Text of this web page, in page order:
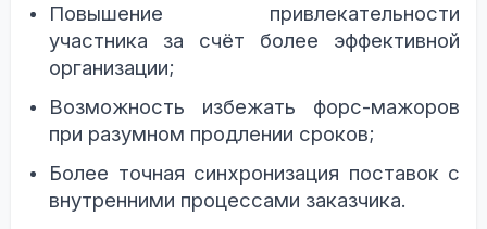
Повышение привлекательности
участника за счёт более эффективной
организации;
Возможность избежать форс-мажоров
при разумном продлении сроков;
Более точная синхронизация поставок с
внутренними процессами заказчика.